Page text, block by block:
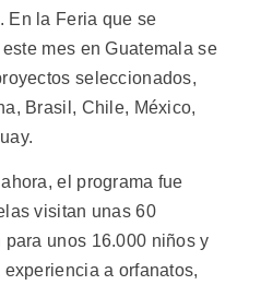
En la Feria que se
mes en Guatemala se
seleccionados,
Brasil, Chile, México,
el programa fue
visitan unas 60
unos 16.000 niños y
a orfanatos,